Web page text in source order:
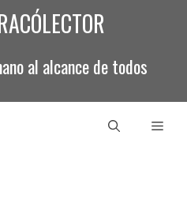
al alcance de todos